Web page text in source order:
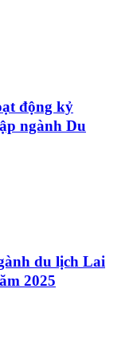
động kỷ
ngành Du
du lịch Lai
2025